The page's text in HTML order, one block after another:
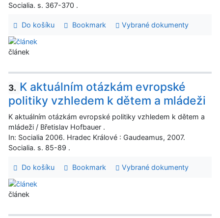
Socialia. s. 367-370 .
Do košíku Bookmark Vybrané dokumenty
článek
3. K aktuálním otázkám evropské
politiky vzhledem k dětem a mládeži
K aktuálním otázkám evropské politiky vzhledem k dětem a
mládeži / Břetislav Hofbauer .
In: Socialia 2006. Hradec Králové : Gaudeamus, 2007.
Socialia. s. 85-89 .
Do košíku Bookmark Vybrané dokumenty
článek